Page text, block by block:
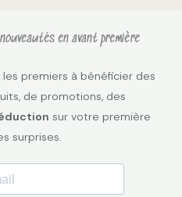
en avant première
premiers à bénéficier des
de promotions, des
sur votre première
surprises.